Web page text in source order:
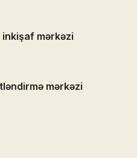
mərkəzi
mərkəzi